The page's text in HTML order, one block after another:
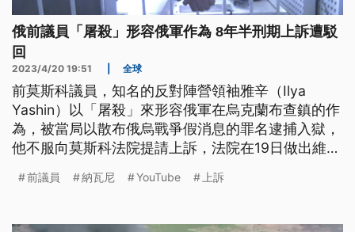
俄前議員「屠殺」形容俄軍作為 8年半刑期上訴遭駁
回
2023/4/20 19:51 全球
前莫斯科議員，知名的反對陣營領袖雅辛（Ilya
Yashin）以「屠殺」來形容俄軍在烏克蘭布查鎮的作
為，被當局以散布俄烏戰爭假消息的罪名逮捕入獄，
他不服向莫斯科法院提請上訴，法院在19日做出維持
前議員 納瓦尼 YouTube 上訴